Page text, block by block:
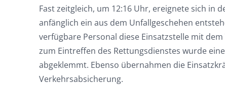
Fast zeitgleich, um 12:16 Uhr, ereignete sich in
anfänglich ein aus dem Unfallgeschehen
verfügbare Personal diese Einsatzstelle mit
zum Eintreffen des Rettungsdienstes wurde
abgeklemmt. Ebenso übernahmen die
Verkehrsabsicherung.